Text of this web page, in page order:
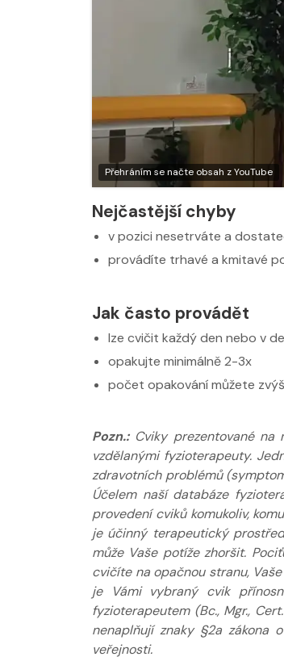
Přehráním se načte obsah z YouTube
Nejčastější chyby
v pozici nesetrváte a
provádíte trhavé a kmitavé
Jak často provádět
lze cvičit každý den nebo v
opakujte minimálně 2-3x
počet opakování můžete
Pozn.: Cviky prezentované na
vzdělanými fyzioterapeuty.
zdravotních problémů
Účelem naší databáze
provedení cviků komukoliv,
je účinný terapeutický
může Vaše potíže zhoršit.
cvičíte na opačnou stranu,
je Vámi vybraný cvik
fyzioterapeutem (Bc., Mgr.,
nenaplňují znaky §2a zákona
veřejnosti.
Nabídka masáží